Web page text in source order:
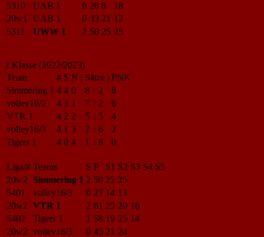
5310
UAB 1 0 26 8
18
20w1
UAB 1 0 33 21 12
5311
UWW 1 2 50 25 25
2.Klasse (2022/2023)
Team
# S N | Sätze | PNK
Simmering 1 4 4 0 8 : 2
8
volley16/2
4 3 1 7 : 2
6
VTR 1
4 2 2 5 : 5
4
volley16/3
4 1 3 2 : 6
2
Tigers 1
4 0 4 1 : 8 0
Liga/# Teams S P S1 S2 S3 S4 S5
20w2
Simmering 1 2 50 25 25
5401
volley16/3 0 27 14 13
20w2 VTR 1 2 61 25 20 16
5402
Tigers 1 1 58 19 25 14
20w2 volley16/3 0 45 21 24